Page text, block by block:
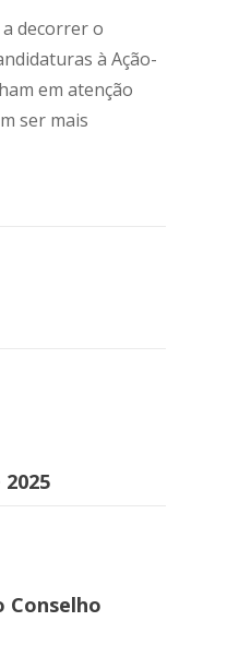
decorrer o
à Ação-
em atenção
ser mais
Conselho